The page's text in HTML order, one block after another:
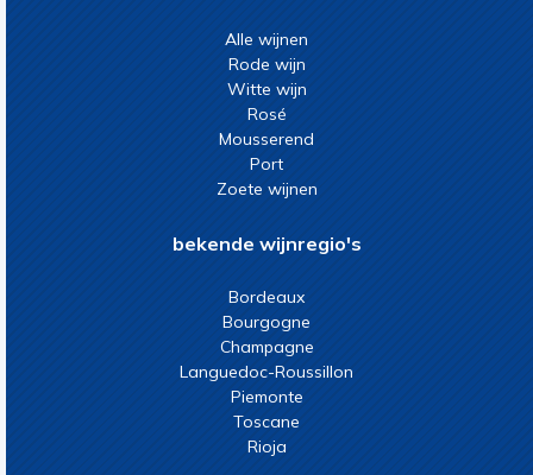
Alle wijnen
Rode wijn
Witte wijn
Rosé
Mousserend
Port
Zoete wijnen
bekende wijnregio's
Bordeaux
Bourgogne
Champagne
Languedoc-Roussillon
Piemonte
Toscane
Rioja